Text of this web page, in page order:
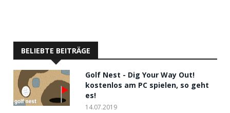
BELIEBTE BEITRÄGE
Golf Nest - Dig Your Way Out!
kostenlos am PC spielen, so geht
es!
14.07.2019